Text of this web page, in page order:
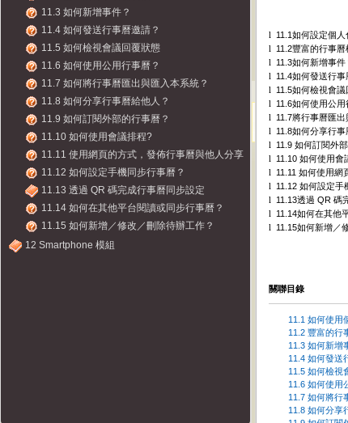
11.3 如何新增事件？
11.4 如何發送行事曆邀請？
11.5 如何檢視會議回覆狀態
11.6 如何使用公用行事曆？
11.7 如何將行事曆匯出與匯入本系統？
11.8 如何分享行事曆給他人？
11.9 如何訂閱外部的行事曆？
11.10 如何使用會議排程?
11.11 使用網頁的方式，發佈行事曆與他人分享
11.12 如何設定手機同步行事曆？
11.13 透過 QR 碼完成行事曆同步設定
11.14 如何在其他平台閱讀或同步行事曆？
11.15 如何新增／修改／刪除待辦工作？
12 Smartphone 模組
l 11.1 如何設定個人
l 11.2豐富的行事曆
l 11.3如何新增事件
l 11.4如何發送行事
l 11.5如何檢視會議
l 11.6如何使用公用
l 11.7將行事曆匯出
l 11.8如何分享行事
l 11.9 如何訂閱外
l 11.10 如何使用會
l 11.11 如何使用網
l 11.12 如何設定手
l 11.13透過 QR 碼
l 11.14如何在其他
l 11.15如何新增／
關聯目錄
11.1 如何使用
11.2 豐富的行
11.3 如何新增
11.4 如何發送
11.5 如何檢視
11.6 如何使用
11.7 如何將行
11.8 如何分享